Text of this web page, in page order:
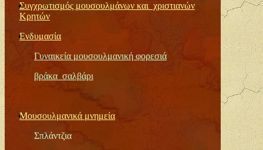
Συγχρωτισμός μουσουλμάνων και χριστιανών
Κρητών
Ενδυμασία
Γυναικεία μουσουλμανική φορεσιά
βράκα_σαλβάρι
Μουσουλμανικά μνημεία
Σπλάντζια